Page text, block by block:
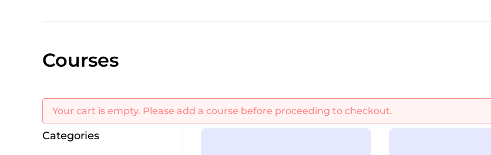
Courses
Your cart is empty. Please add a course before proceeding to checkout.
Categories